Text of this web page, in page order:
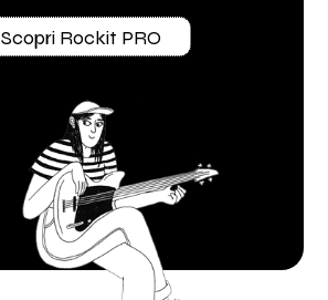
Scopri Rockit PRO